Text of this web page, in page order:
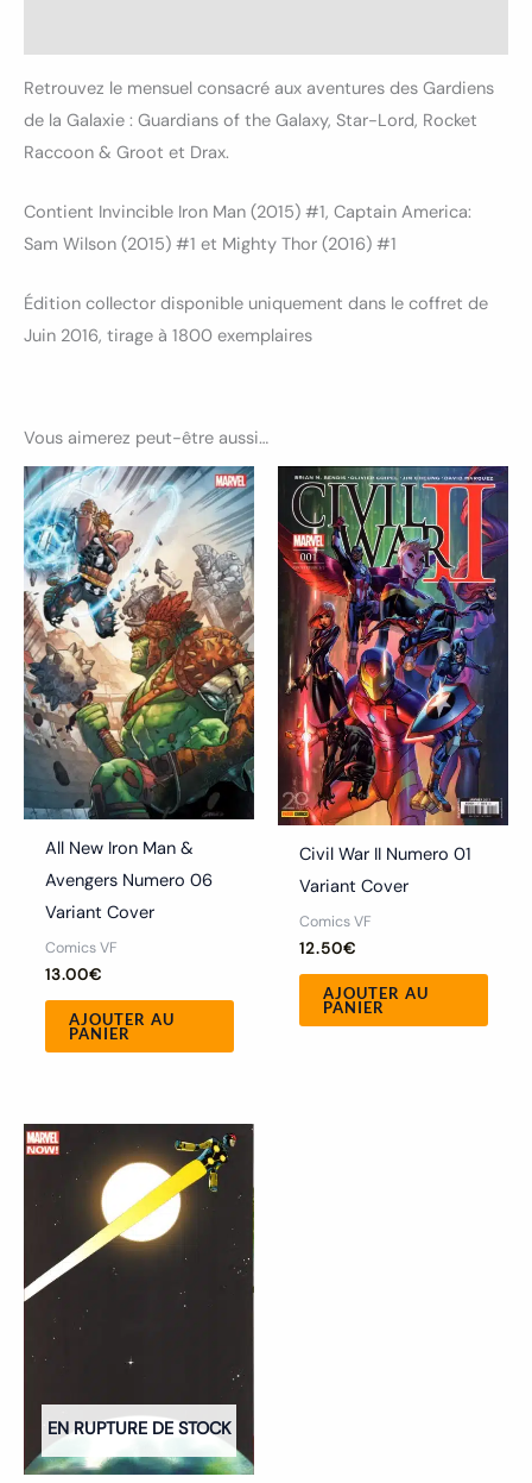
Retrouvez le mensuel consacré aux aventures des Gardiens
de la Galaxie : Guardians of the Galaxy, Star-Lord, Rocket
Raccoon & Groot et Drax.
Contient Invincible Iron Man (2015) #1, Captain America:
Sam Wilson (2015) #1 et Mighty Thor (2016) #1
Édition collector disponible uniquement dans le coffret de
Juin 2016, tirage à 1800 exemplaires
Vous aimerez peut-être aussi…
All New Iron Man &
Avengers Numero 06
Variant Cover
Comics VF
13.00€
AJOUTER AU
PANIER
Civil War II Numero 01
Variant Cover
Comics VF
12.50€
AJOUTER AU
PANIER
EN RUPTURE DE STOCK